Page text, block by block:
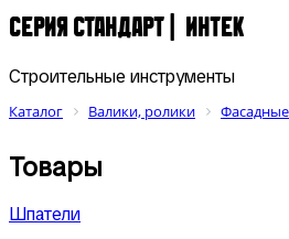
Серия СТАНДАРТ | ИНТЕК
Строительные инструменты
Каталог
Валики, ролики Фасадные
Товары
Шпатели